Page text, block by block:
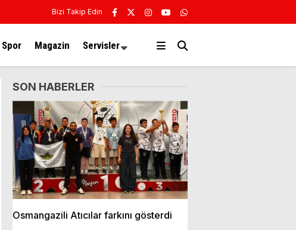
Bizi Takip Edin
Spor Magazin Servisler
SON HABERLER
Osmangazili Atıcılar farkını gösterdi